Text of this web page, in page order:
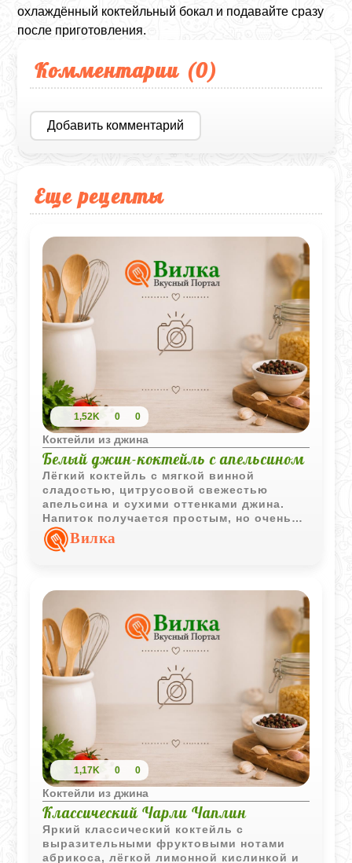
охлаждённый коктейльный бокал и подавайте сразу
после приготовления.
Комментарии (0)
Добавить комментарий
Еще рецепты
1,52K 0 0
Коктейли из джина
Белый джин-коктейль с апельсином
Лёгкий коктейль с мягкой винной
сладостью, цитрусовой свежестью
апельсина и сухими оттенками джина.
Напиток получается простым, но очень
гармоничным и приятным.
Вилка
1,17K 0 0
Коктейли из джина
Классический Чарли Чаплин
Яркий классический коктейль с
выразительными фруктовыми нотами
абрикоса, лёгкой лимонной кислинкой и